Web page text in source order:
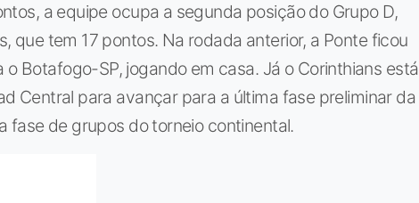
a equipe ocupa a segunda posição do Grupo D,
que tem 17 pontos. Na rodada anterior, a Ponte ficou
Botafogo-SP, jogando em casa. Já o Corinthians está
Central para avançar para a última fase preliminar da
fase de grupos do torneio continental.